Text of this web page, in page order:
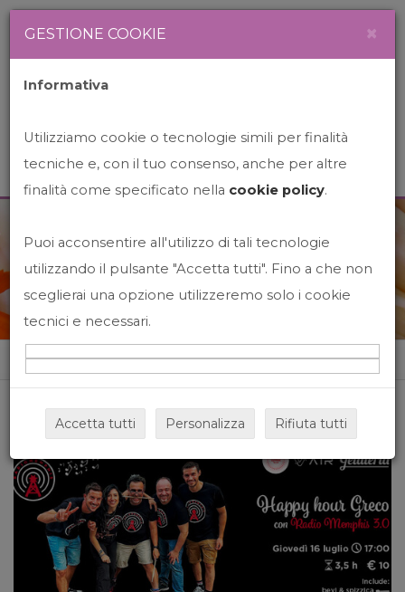
News&Events
Home News&events
GESTIONE COOKIE ×
Informativa
Utilizziamo cookie o tecnologie simili per finalità
tecniche e, con il tuo consenso, anche per altre
finalità come specificato nella cookie policy.
Puoi acconsentire all'utilizzo di tali tecnologie
utilizzando il pulsante "Accetta tutti". Fino a che non
sceglierai una opzione utilizzeremo solo i cookie
tecnici e necessari.
Accetta tutti Personalizza Rifiuta tutti